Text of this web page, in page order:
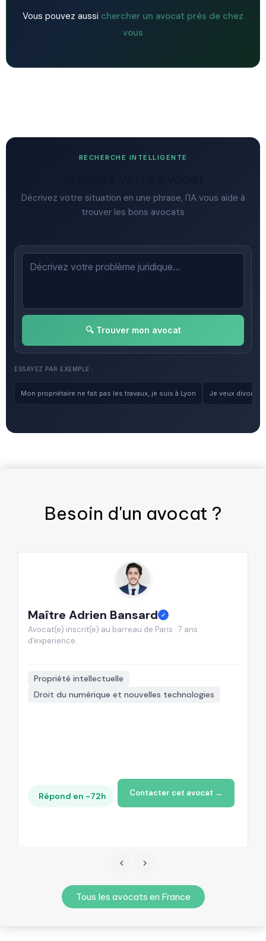
Vous pouvez aussi chercher un avocat près de chez
vous
RECHERCHE INTELLIGENTE
Décrivez votre situation en une phrase, l'IA vous aide à
trouver les bons avocats
🔍 Trouver mon avocat
ESSAYEZ PAR EXEMPLE :
Mon propriétaire ne fait pas les travaux, je suis à Lyon Je veux
Besoin d'un avocat ?
Maître Adrien Bansard ✓
Avocat(e) inscrit(e) au barreau de Paris · 7 ans
d'experience.
Propriété intellectuelle
Droit du numérique et nouvelles technologies
Répond en ~72h Contacter cet avocat →
Tous les avocats en France